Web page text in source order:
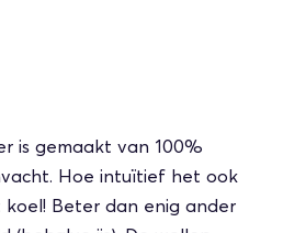
is gemaakt van 100%
Hoe intuïtief het ook
Beter dan enig ander